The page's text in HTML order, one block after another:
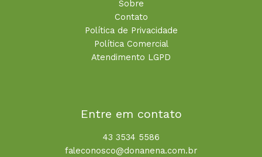
Sobre
Contato
Política de Privacidade
Política Comercial
Atendimento LGPD
Entre em contato
43 3534 5586
faleconosco@donanena.com.br